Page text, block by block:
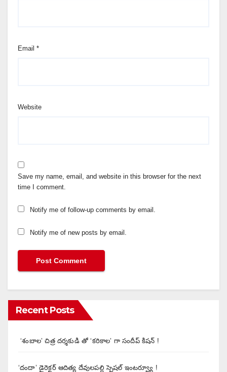
Email *
Website
Save my name, email, and website in this browser for the next
time I comment.
Notify me of follow-up comments by email.
Notify me of new posts by email.
Recent Posts
‘శంబాల’ చిత్ర దర్శకుడి తో ‘కరికాల’ గా సందీప్ కిషన్ !
‘దందా’ డైరెక్ట‌ర్ ఆదిత్య దేవులపల్లి స్పెషల్ ఇంటర్వ్యూ !